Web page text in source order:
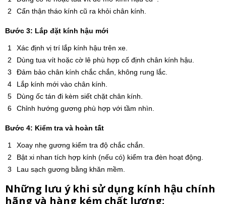
Cẩn thận tháo kính cũ ra khỏi chân kính.
Bước 3: Lắp đặt kính hậu mới
Xác định vị trí lắp kính hậu trên xe.
Dùng tua vít hoặc cờ lê phù hợp cố định chân kính hậu.
Đảm bảo chân kính chắc chắn, không rung lắc.
Lắp kính mới vào chân kính.
Dùng ốc tán đi kèm siết chặt chân kính.
Chỉnh hướng gương phù hợp với tầm nhìn.
Bước 4: Kiểm tra và hoàn tất
Xoay nhẹ gương kiểm tra độ chắc chắn.
Bật xi nhan tích hợp kính (nếu có) kiểm tra đèn hoạt động.
Lau sạch gương bằng khăn mềm.
Những lưu ý khi sử dụng kính hậu chính
hãng và hàng kém chất lượng: